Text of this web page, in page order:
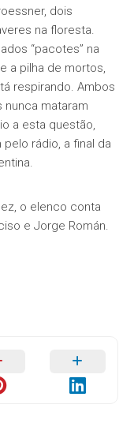
dois
na floresta.
“pacotes” na
a pilha de mortos,
respirando. Ambos
nunca mataram
a esta questão,
rádio, a final da
o elenco conta
e Jorge Román.